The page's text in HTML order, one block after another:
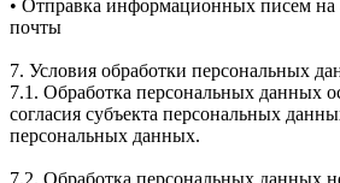
• Отправка информационных писем на
почты
7. Условия обработки персональных
7.1. Обработка персональных данных
согласия субъекта персональных
персональных данных.
7.2. Обработка персональных данных